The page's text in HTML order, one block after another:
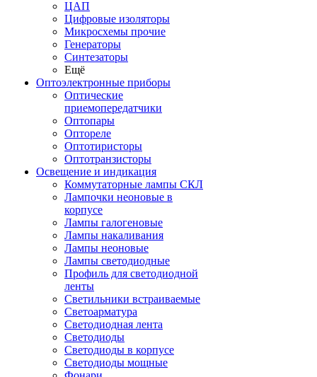
ЦАП
Цифровые изоляторы
Микросхемы прочие
Генераторы
Синтезаторы
Ещё
Оптоэлектронные приборы
Оптические
приемопередатчики
Оптопары
Оптореле
Оптотиристоры
Оптотранзисторы
Освещение и индикация
Коммутаторные лампы СКЛ
Лампочки неоновые в
корпусе
Лампы галогеновые
Лампы накаливания
Лампы неоновые
Лампы светодиодные
Профиль для светодиодной
ленты
Светильники встраиваемые
Светоарматура
Светодиодная лента
Светодиоды
Светодиоды в корпусе
Светодиоды мощные